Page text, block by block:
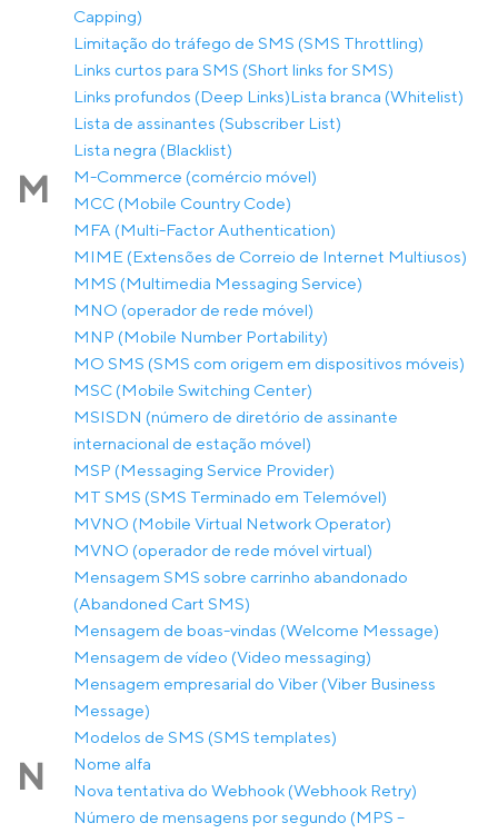
Capping)
Limitação do tráfego de SMS (SMS Throttling)
Links curtos para SMS (Short links for SMS)
Links profundos (Deep Links)Lista branca (Whitelist)
Lista de assinantes (Subscriber List)
Lista negra (Blacklist)
M
M-Commerce (comércio móvel)
MCC (Mobile Country Code)
MFA (Multi-Factor Authentication)
MIME (Extensões de Correio de Internet Multiusos)
MMS (Multimedia Messaging Service)
MNO (operador de rede móvel)
MNP (Mobile Number Portability)
MO SMS (SMS com origem em dispositivos móveis)
MSC (Mobile Switching Center)
MSISDN (número de diretório de assinante
internacional de estação móvel)
MSP (Messaging Service Provider)
MT SMS (SMS Terminado em Telemóvel)
MVNO (Mobile Virtual Network Operator)
MVNO (operador de rede móvel virtual)
Mensagem SMS sobre carrinho abandonado
(Abandoned Cart SMS)
Mensagem de boas-vindas (Welcome Message)
Mensagem de vídeo (Video messaging)
Mensagem empresarial do Viber (Viber Business
Message)
Modelos de SMS (SMS templates)
N
Nome alfa
Nova tentativa do Webhook (Webhook Retry)
Número de mensagens por segundo (MPS –